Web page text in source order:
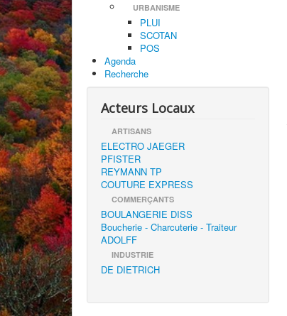
URBANISME
PLUI
SCOTAN
POS
Agenda
Recherche
Acteurs Locaux
ARTISANS
ELECTRO JAEGER
PFISTER
REYMANN TP
COUTURE EXPRESS
COMMERÇANTS
BOULANGERIE DISS
Boucherie - Charcuterie - Traiteur
ADOLFF
INDUSTRIE
DE DIETRICH